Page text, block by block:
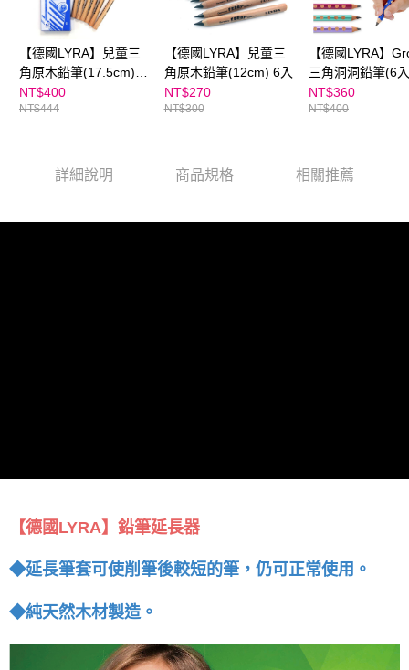
２．關於個人資料處理事宜，請瀏覽以下網址：
https://aftee.tw/terms/#terms3
「AFTEE先享後付」，若未經同意申辦者引起之損失，本公司不負相關責
任。
４．使用「AFTEE先享後付」時，將依據個別帳號之用戶狀況，依本公司即
時審查核予不同之上限額度；若仍有額度不足之情形，本公司將視審查結果
【德國LYRA】兒童三
角原木鉛筆(17.5cm) 6
入
NT$400
NT$444
【德國LYRA】兒童三
角原木鉛筆(12cm) 6入
NT$270
NT$300
【德國LYRA】
三角洞洞鉛筆(6
NT$360
NT$400
詳細說明 商品規格 相關推薦
【德國LYRA】鉛筆延長器
◆延長筆套可使削筆後較短的筆，仍可正常使用。
◆純天然木材製造 。